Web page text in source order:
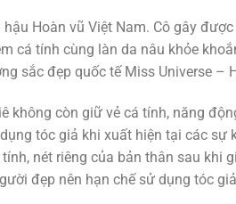
hậu Hoàn vũ Việt Nam. Cô gây
cá tính cùng làn da nâu khỏe
sắc đẹp quốc tế Miss Universe –
không còn giữ vẻ cá tính, năng
tóc giả khi xuất hiện tại các sự
nét riêng của bản thân sau khi
đẹp nên hạn chế sử dụng tóc